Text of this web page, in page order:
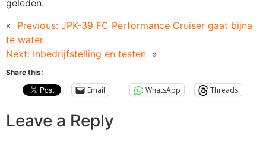
geleden.
« Previous: JPK-39 FC Performance Cruiser gaat bijna
te water
Next: Inbedrijfstelling en testen »
Share this:
Email WhatsApp Threads
Leave a Reply